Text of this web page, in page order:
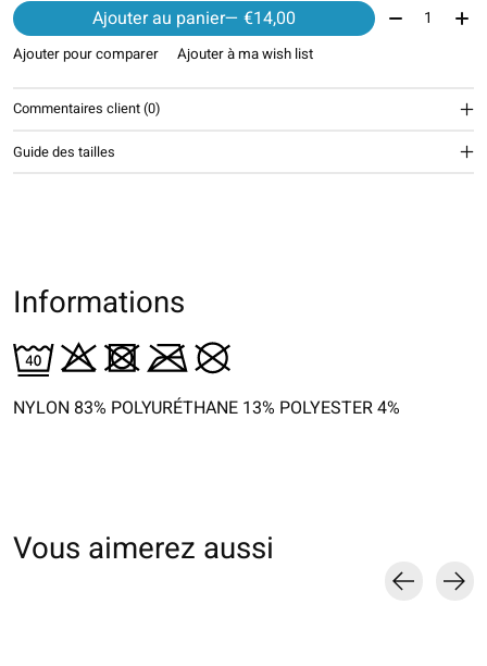
Ajouter au panier — €14,00 Quantité:
Ajouter pour comparer Ajouter à ma wish list
Commentaires client (0)
Guide des tailles
Informations
NYLON 83% POLYURÉTHANE 13% POLYESTER 4%
Vous aimerez aussi